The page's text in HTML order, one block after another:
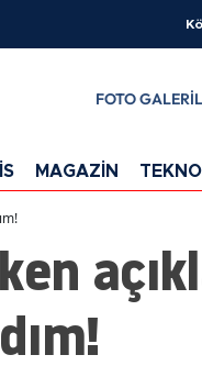
FOTO
MAGAZİN